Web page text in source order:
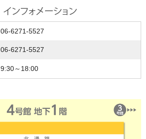
06-6271-5527
06-6271-5527
9:30～18:00